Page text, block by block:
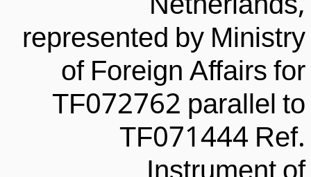
represented by
of Foreign Affairs
TF072762 parallel
TF071444